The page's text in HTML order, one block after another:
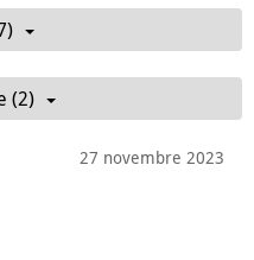
(2)
27 novembre 2023